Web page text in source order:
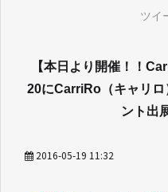
ツイ
【本日より開催！！
20にCarriRo（キャリ
ント出
2016-05-19 11:32